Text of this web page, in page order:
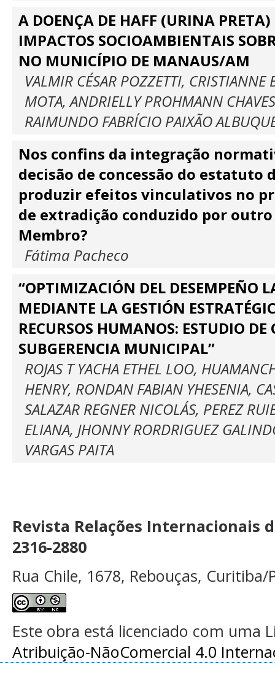
A DOENÇA DE HAFF (URINA PRETA)
IMPACTOS SOCIOAMBIENTAIS
NO MUNICÍPIO DE MANAUS/AM
VALMIR CÉSAR POZZETTI, CRISTIANNE
MOTA, ANDRIELLY PROHMANN
RAIMUNDO FABRÍCIO PAIXÃO
Nos confins da integração
decisão de concessão do estatuto
produzir efeitos vinculativos no
de extradição conduzido por outro
Membro?
Fátima Pacheco
“OPTIMIZACIÓN DEL DESEMPEÑO
MEDIANTE LA GESTIÓN
RECURSOS HUMANOS: ESTUDIO
SUBGERENCIA MUNICIPAL”
ROJAS T YACHA ETHEL LOO,
HENRY, RONDAN FABIAN YHESENIA,
SALAZAR REGNER NICOLÁS, PEREZ
ELIANA, JHONNY RORDRIGUEZ
VARGAS PAITA
Revista Relações Internacionais
2316-2880
Rua Chile, 1678, Rebouças, Curitiba/
Este obra está licenciado com uma
Atribuição-NãoComercial 4.0